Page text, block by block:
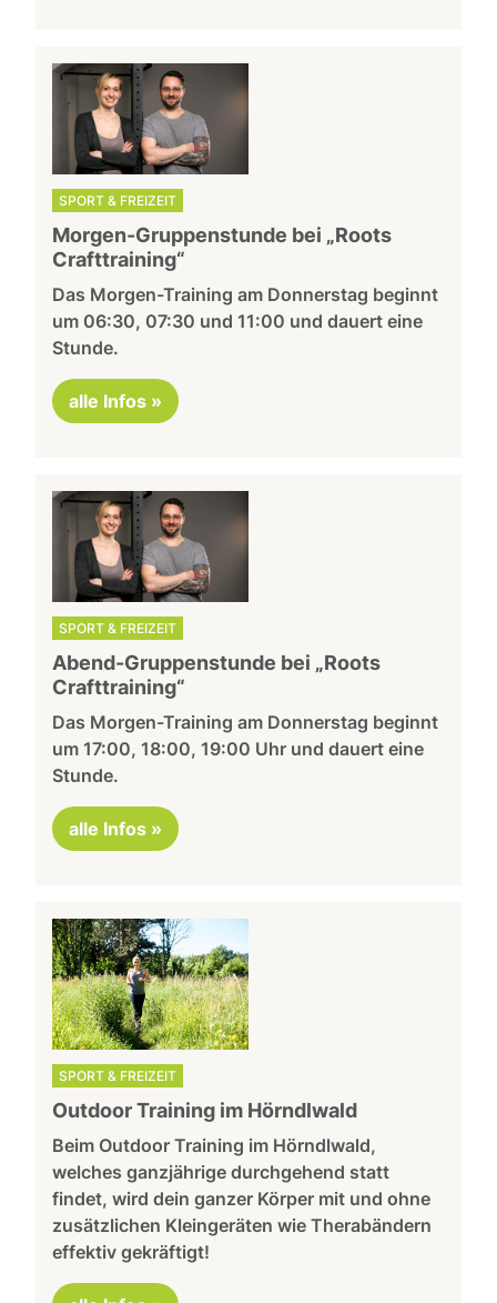
SPORT & FREIZEIT
Morgen-Gruppenstunde bei „Roots
Crafttraining“
Das Morgen-Training am Donnerstag beginnt
um 06:30, 07:30 und 11:00 und dauert eine
Stunde.
alle Infos »
SPORT & FREIZEIT
Abend-Gruppenstunde bei „Roots
Crafttraining“
Das Morgen-Training am Donnerstag beginnt
um 17:00, 18:00, 19:00 Uhr und dauert eine
Stunde.
alle Infos »
SPORT & FREIZEIT
Outdoor Training im Hörndlwald
Beim Outdoor Training im Hörndlwald,
welches ganzjährige durchgehend statt
findet, wird dein ganzer Körper mit und ohne
zusätzlichen Kleingeräten wie Therabändern
effektiv gekräftigt!